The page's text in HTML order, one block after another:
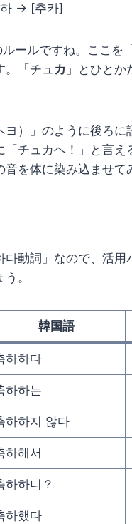
→ [추카]
ールですね。ここ
。「チュカ 」とひと
ヨ）」のように後ろ
「チュカヘ！」と言
を体に染み込ませて
다動詞」なので、活
。
韓国語
하하다
하하는
하하지 않다
하해서
하하니？
하했다